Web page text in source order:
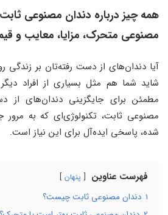
همه چیز درباره دندان مصنوعی
مصنوعی متحرک، مزایا، معایب و
آیا دندان‌های از دست رفته‌تان بر زندگی
شاید شما هم مثل بسیاری از افراد
مطمئن برای جایگزینی دندان‌های از
مصنوعی ثابت، تکنولوژی‌ای که به
شده، پاسخی ایده‌آل برای این نیاز است.
فهرست عناوین پنهان
1 دندان مصنوعی ثابت چیست؟